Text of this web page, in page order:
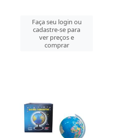
Faça seu login ou
cadastre-se para
ver preços e
comprar